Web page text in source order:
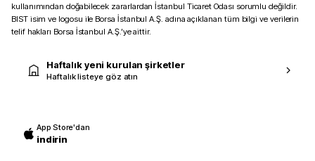
kullanımından doğabilecek zararlardan İstanbul Ticaret Odası sorumlu değildir.
BIST isim ve logosu ile Borsa İstanbul A.Ş. adına açıklanan tüm bilgi ve verilerin
telif hakları Borsa İstanbul A.Ş.’ye aittir.
Haftalık yeni kurulan şirketler
Haftalık listeye göz atın
App Store'dan
indirin